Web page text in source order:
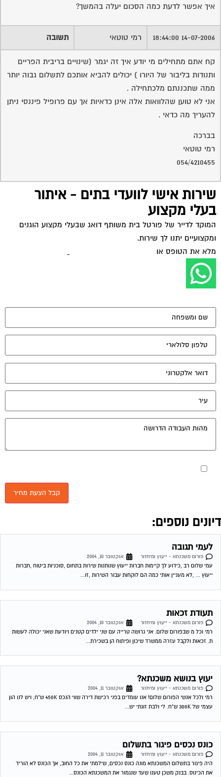
איך אפשר לדעת כמה הסכום יעלה בהמשך?
14-07-2006 18:44:00 רמי טוטאי תשובה
קח אתם מתחילים מי יודע איך זה יגמר (שינויים בריבית הפריים
ותנודות בליבור של היורו ) יכולים להביא אותכם לתשלום גבוה יותר
ממה שתכננתם מלכתחילה .
אני לא טוען שהלוואות אלה אינן כדאיות אך עם פרופיל פיננסי ניתן
להעריך מה כדאי .
בברכה
רמי טוטאי
054/4210455
שירות אישי לוועדי בתים - איתור
בעלי מקצוע
המוקד לדייר של פורטל בית משותף דואג שבעלי מקצוע הוגנים
ומקצועיים יתנו לך שירות.
מלא את הטופס אולחץ לשליחת הודעת ווצאפ
מאשר את תנאי הפרטיות
נוספים:
לעמי תגובה
פורום משכנתא - ייעוץ ומיחזור
אוקטובר 10, 2004
עמי שלום רב ,כידוע לך קיימות חברות ייעוץ שנותנות שירות בתחום ,סוכניות ביטוח ,חברות
ייעוץ … ,לא מעניין אותי כמה הם לוקחות עבור השירות ,זו...
תעודת זכאות
פורום משכנתא - ייעוץ ומיחזור
אוקטובר 10, 2004
רמי וכל מ שבפורום שלום. אני גרושה טרייה עם שני ילדים קטנים ויודעת שאני יכולה לעשות
ת. זכאות ולקבל עזרה ממשרד שיכון ופיתוח הן בשכירת...
יעוץ בנושא משכנתא?
פורום משכנתא - ייעוץ ומיחזור
אוקטובר 11, 2004
רמי ולכל אנשי הפורום שלום! אנו עומדים בפני רכישת דירה שווי הנכס 450K ש"ח, ויש לנו הון
עצמי של 300K ש"ח. לי ולבת זוגתי יש...
כונס נכסים פיגור בתשלום
פורום משכנתא - ייעוץ ומיחזור
אוקטובר 11, 2004
היה פיגור בתשלום המשכנתא מונה כונס נכסים, שילמתי את כל החוב, אך הכונס לא הוריד
את הכינוס. בבנק משכן טענו שעד שנגמור את המשכנתא הכונס...